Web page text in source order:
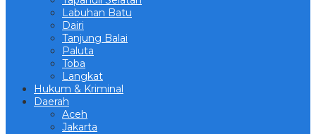
Labuhan Batu
Dairi
Tanjung Balai
Paluta
Toba
Langkat
Hukum & Kriminal
Daerah
Aceh
Jakarta